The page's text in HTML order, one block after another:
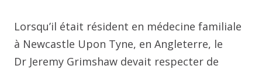
Lorsqu’il était résident en médecine familiale
à Newcastle Upon Tyne, en Angleterre, le
Dr Jeremy Grimshaw devait respecter de